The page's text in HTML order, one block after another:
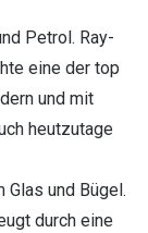
Petrol. Ray-
eine der top
und mit
heutzutage
und Bügel.
durch eine